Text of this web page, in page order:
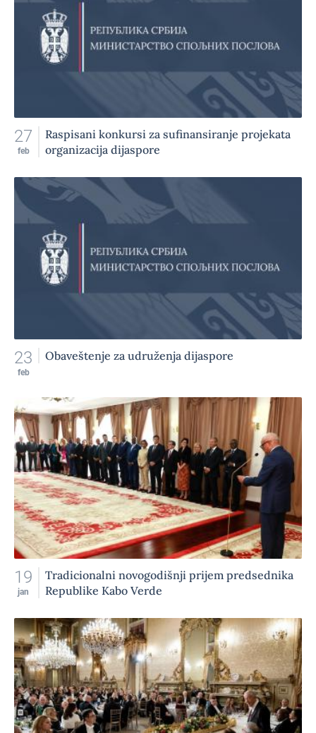
27
feb
Raspisani konkursi za sufinansiranje projekata
organizacija dijaspore
23
feb
Obaveštenje za udruženja dijaspore
19
jan
Tradicionalni novogodišnji prijem predsednika
Republike Kabo Verde